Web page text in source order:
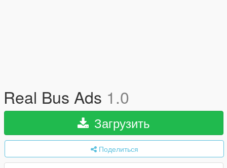
Real Bus Ads 1.0
Загрузить
Поделиться